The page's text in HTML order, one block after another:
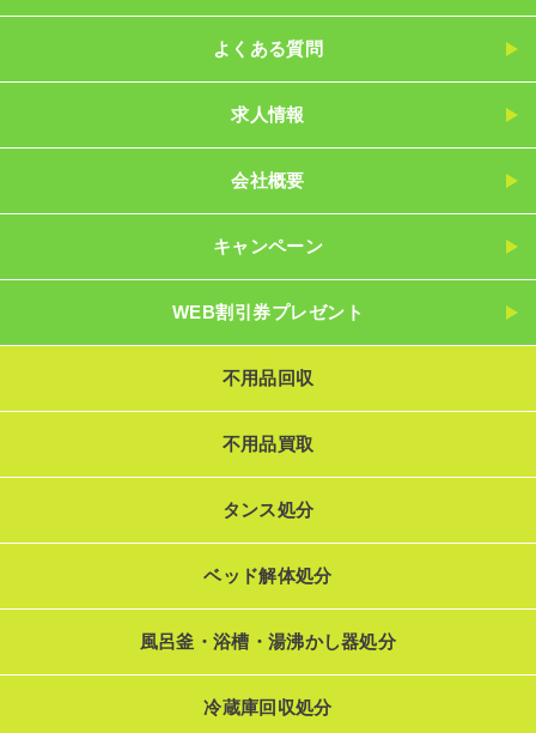
よくある質問
求人情報
会社概要
キャンペーン
WEB割引券プレゼント
不用品回収
不用品買取
タンス処分
ベッド解体処分
風呂釜・浴槽・湯沸かし器処分
冷蔵庫回収処分